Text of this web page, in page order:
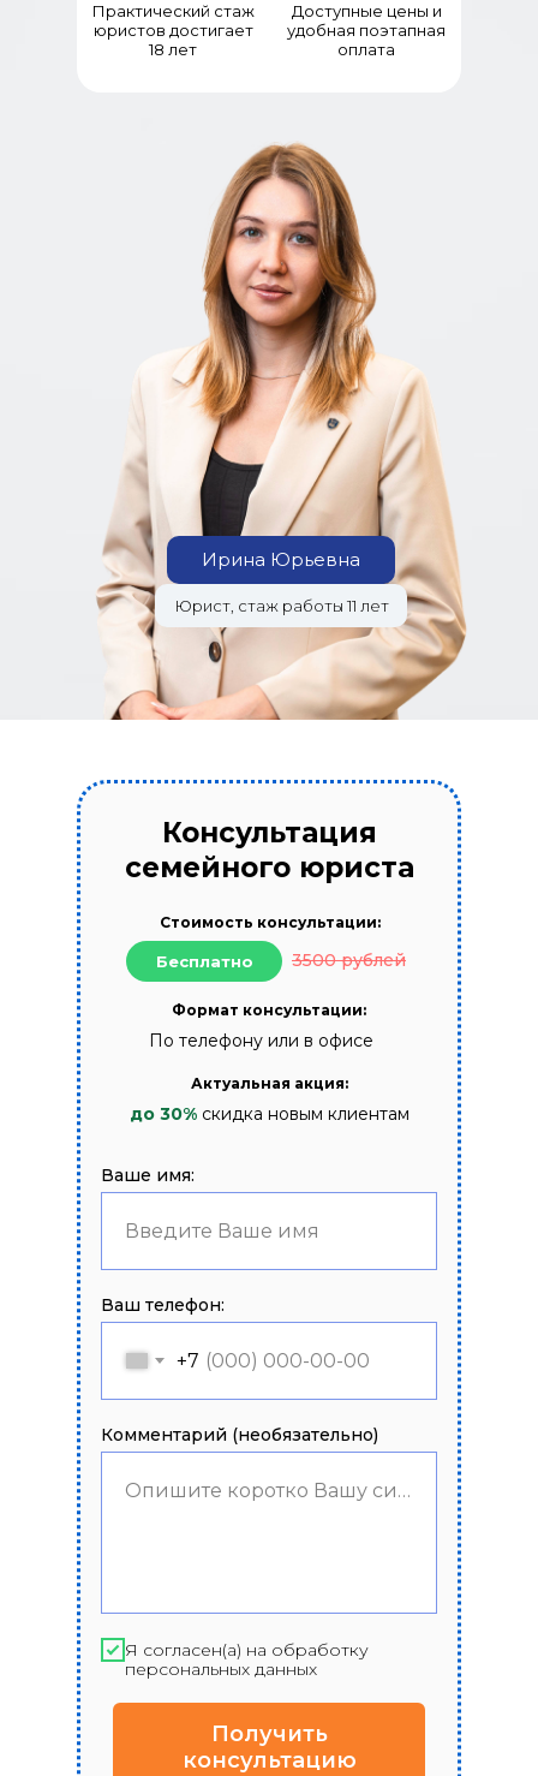
Ирина Юрьевна
Юрист, стаж работы 11 лет
Практический стаж
юристов достигает
18 лет
Доступные цены и
удобная поэтапная
оплата
Консультация
семейного юриста
Бесплатно 3500 рублей
Стоимость консультации:
Ваше имя:
Введите Ваше имя
Ваш телефон:
+7
Комментарий (необязательно)
Опишите коротко Вашу ситуацию
Я согласен(а) на обработку
персональных данных
Получить
консультацию
Актуальная акция:
до 30%скидка новым клиентам
Формат консультации:
По телефону или в офисе